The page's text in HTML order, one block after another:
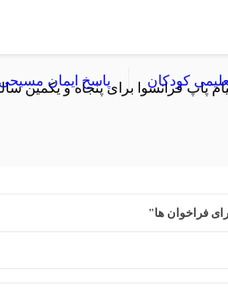
پاسخ ایمان کودکان
پاپ فرانسوا برای پنجاه و یکمین
فراخوان ها"